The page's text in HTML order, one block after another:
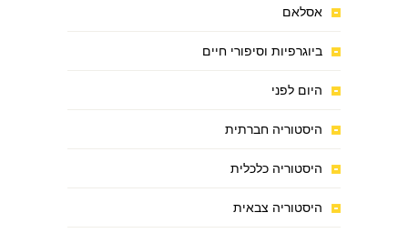
אסלאם
ביוגרפיות וסיפורי חיים
היום לפני
היסטוריה חברתית
היסטוריה כלכלית
היסטוריה צבאית